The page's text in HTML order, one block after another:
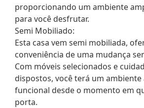
proporcionando um ambiente
para você desfrutar.
Semi Mobiliado:
Esta casa vem semi mobiliada,
conveniência de uma mudança
Com móveis selecionados e
dispostos, você terá um
funcional desde o momento em
porta.